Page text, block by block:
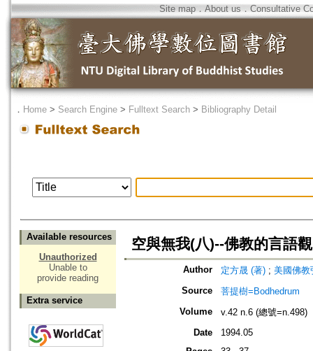
Site map．About us ． Consultative
． Home > Search Engine > Fulltext Search > Bibliography Detail
Available resources
Unauthorized
Unable to
provide reading
Extra service
空與無我(八)--佛教的言語觀
Author 定方晟 (著) ; 美國佛教
Source
菩提樹=Bodhedrum
Volume
v.42 n.6 (總號=n.498)
Date
1994.05